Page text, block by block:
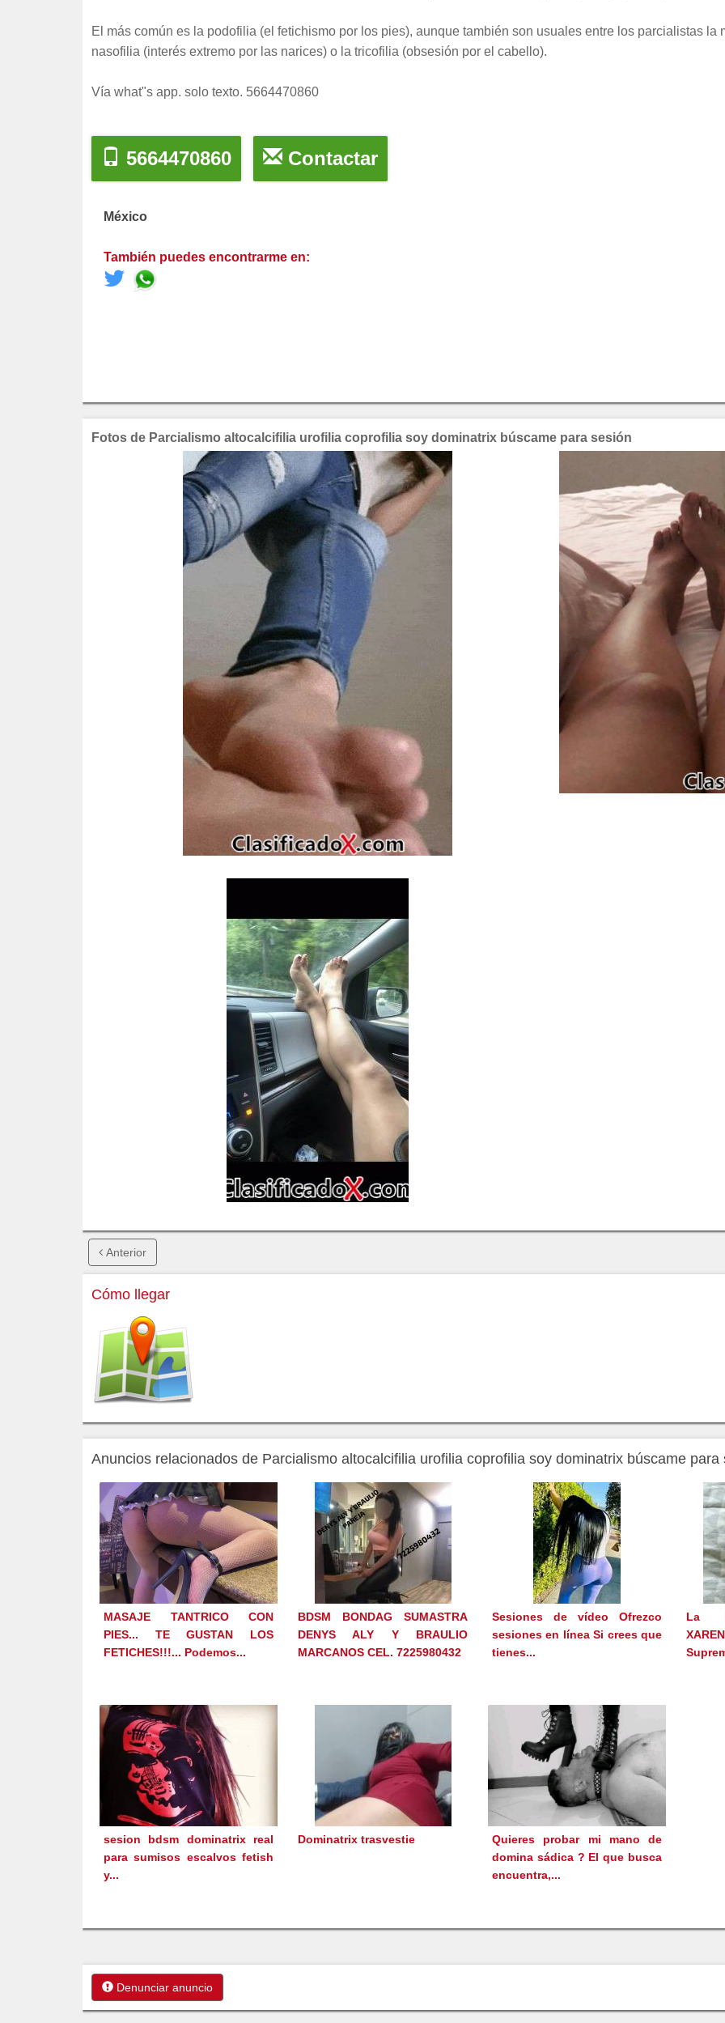
El más común es la podofilia (el fetichismo por los pies), aunque también son usuales entre los parcialistas
nasofilia (interés extremo por las narices) o la tricofilia (obsesión por el cabello).
Vía what"s app. solo texto. 5664470860
5664470860 Contactar
México
También puedes encontrarme en:
Fotos de Parcialismo altocalcifilia urofilia coprofilia soy dominatrix búscame para sesión
Anterior
Cómo llegar
Anuncios relacionados de Parcialismo altocalcifilia urofilia coprofilia soy dominatrix búscame para
MASAJE TANTRICO CON
PIES... TE GUSTAN LOS
FETICHES!!!... Podemos...
BDSM BONDAG SUMASTRA
DENYS ALY Y BRAULIO
MARCANOS CEL. 7225980432
Sesiones de vídeo Ofrezco
sesiones en línea Si crees que
tienes...
La
sesion bdsm dominatrix real
para sumisos escalvos fetish
y...
Dominatrix trasvestie
Quieres probar mi mano de
domina sádica ? El que busca
encuentra,...
Denunciar anuncio